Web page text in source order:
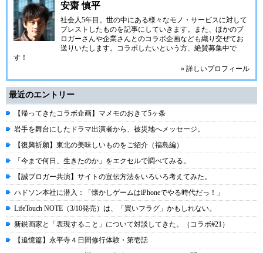
安齋 慎平
社会人5年目。世の中にある様々なモノ・サービスに対して
ブレストしたものを記事にしていきます。また、ほかのブ
ロガーさんや企業さんとのコラボ企画なども織り交ぜてお
送りいたします。コラボしたいという方、絶賛募集中で
す！
» 詳しいプロフィール
最近のエントリー
【帰ってきたコラボ企画】マメモのおきて5ヶ条
岩手を舞台にしたドラマ出演者から、被災地へメッセージ。
【復興祈願】東北の美味しいものをご紹介（福島編）
「今まで何日、生きたのか」をエクセルで調べてみる。
【誠ブロガー共演】サイトの宣伝方法をいろいろ考えてみた。
ハドソン本社に潜入：「懐かしゲームはiPhoneでやる時代だっ！」
LifeTouch NOTE（3/10発売）は、「買いフラグ」かもしれない。
新鋭画家と「表現すること」について対談してきた。（コラボ#21）
【追憶篇】永平寺４日間修行体験・第壱話